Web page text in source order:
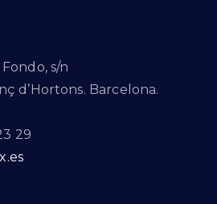
s/n
d’Hortons. Barcelona.
29